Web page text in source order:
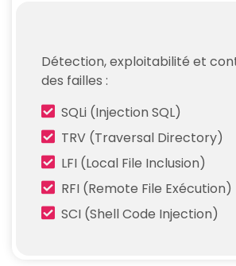
Détection, exploitabilité et
des failles :
SQLi (Injection SQL)
TRV (Traversal Directory)
LFI (Local File Inclusion)
RFI (Remote File Exécution)
SCI (Shell Code Injection)